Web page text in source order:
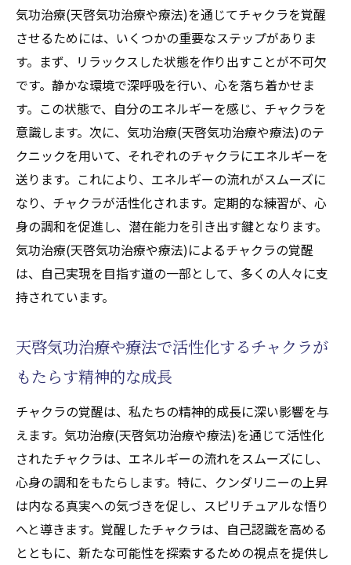
気功治療(天啓気功治療や療法)を通じてチャクラを覚醒
させるためには、いくつかの重要なステップがありま
す。まず、リラックスした状態を作り出すことが不可欠
です。静かな環境で深呼吸を行い、心を落ち着かせま
す。この状態で、自分のエネルギーを感じ、チャクラを
意識します。次に、気功治療(天啓気功治療や療法)のテ
クニックを用いて、それぞれのチャクラにエネルギーを
送ります。これにより、エネルギーの流れがスムーズに
なり、チャクラが活性化されます。定期的な練習が、心
身の調和を促進し、潜在能力を引き出す鍵となります。
気功治療(天啓気功治療や療法)によるチャクラの覚醒
は、自己実現を目指す道の一部として、多くの人々に支
持されています。
天啓気功治療や療法で活性化するチャクラが
もたらす精神的な成長
チャクラの覚醒は、私たちの精神的成長に深い影響を与
えます。気功治療(天啓気功治療や療法)を通じて活性化
されたチャクラは、エネルギーの流れをスムーズにし、
心身の調和をもたらします。特に、クンダリニーの上昇
は内なる真実への気づきを促し、スピリチュアルな悟り
へと導きます。覚醒したチャクラは、自己認識を高める
とともに、新たな可能性を探索するための視点を提供し